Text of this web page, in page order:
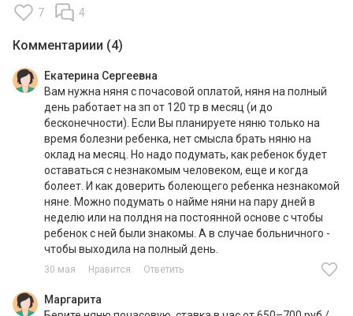
7 4
Комментариии (4)
Екатерина Сергеевна
Вам нужна няня с почасовой оплатой, няня на полный
день работает на зп от 120 тр в месяц (и до
бесконечности). Если Вы планируете няню только на
время болезни ребенка, нет смысла брать няню на
оклад на месяц. Но надо подумать, как ребенок будет
оставаться с незнакомым человеком, еще и когда
болеет. И как доверить болеющего ребенка незнакомой
няне. Можно подумать о найме няни на пару дней в
неделю или на полдня на постоянной основе с чтобы
ребенок с ней были знакомы. А в случае больничного -
30 мая Нравится Ответить
Маргарита